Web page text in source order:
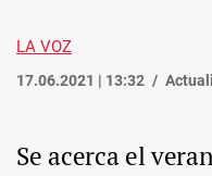
LA VOZ
17.06.2021 | 13:32
Se acerca el